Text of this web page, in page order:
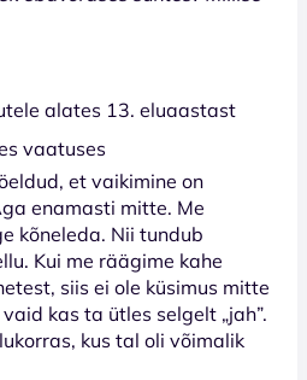
alates 13. eluaastast
vaatuses
et vaikimine on
enamasti mitte. Me
kõneleda. Nii tundub
Kui me räägime kahe
siis ei ole küsimus mitte
kas ta ütles selgelt „jah”.
kus tal oli võimalik